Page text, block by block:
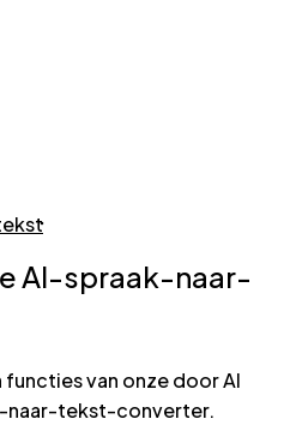
AI-spraak-naar-
van onze door AI
naar-tekst-converter.